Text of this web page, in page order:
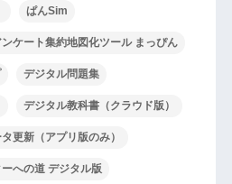
ぱんSim
ンケート集約地図化ツール まっぴん
デジタル問題集
デジタル教科書（クラウド版）
更新（アプリ版のみ）
への道 デジタル版